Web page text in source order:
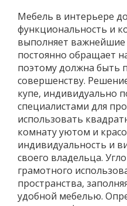
Мебель в интерьере
функциональность и
выполняет
постоянно обращает
поэтому должна быть
совершенству.
купе, индивидуально
специалистами для
использовать
комнату уютом и
индивидуальность и
своего владельца.
грамотного
пространства,
удобной мебелью.